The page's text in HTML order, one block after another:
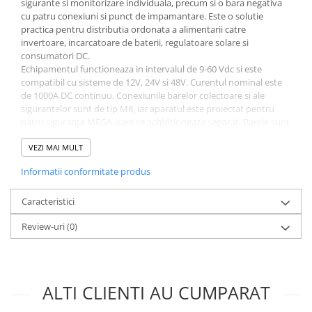
sigurante si monitorizare individuala, precum si o bara negativa
cu patru conexiuni si punct de impamantare. Este o solutie
practica pentru distributia ordonata a alimentarii catre
invertoare, incarcatoare de baterii, regulatoare solare si
consumatori DC.
Echipamentul functioneaza in intervalul de 9-60 Vdc si este
compatibil cu sisteme de 12V, 24V si 48V. Curentul nominal este
de 1000A DC continuu. Conexiunile barelor colectoare si ale
sigurantelor sunt de tip M8, iar aparatul este proiectat pentru
realizate din cupru cositorit, cu sectiunea de 8 x 30 mm. Carcasa
din ABS are dimensiunile de 290 x 170 x 80 mm, iar greutatea
Pentru monitorizare, produsul dispune de un LED de alimentare
si patru LED-uri pentru starea sigurantelor. Este livrat cu un cablu
RJ10 de 40 cm, utilizat pentru alimentarea circuitului de detectie
si, in configuratii compatibile, pentru transmiterea datelor.
Conectat la un Lynx Smart BMS, permite transmiterea starii
sigurantelor, iar pana la patru distribuitoare pot fi monitorizate in
Instalarea trebuie efectuata numai cu barele colectoare
VEZI MAI MULT
Informatii conformitate produs
Caracteristici
Review-uri(0)
ALTI CLIENTI AU CUMPARAT